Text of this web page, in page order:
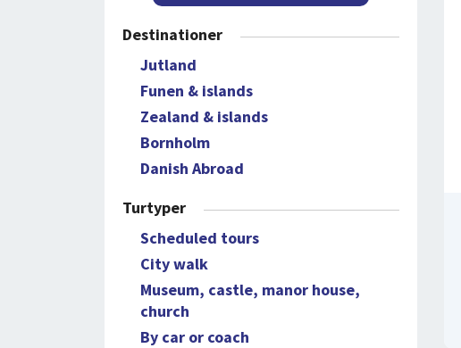
Destinationer
Jutland
Funen & islands
Zealand & islands
Bornholm
Danish Abroad
Turtyper
Scheduled tours
City walk
Museum, castle, manor house,
church
By car or coach